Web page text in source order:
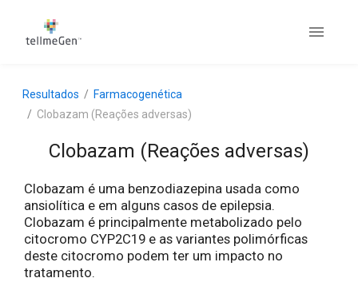
Resultados
Farmacogenética
Clobazam (Reações adversas)
Clobazam (Reações adversas)
Clobazam é uma benzodiazepina usada como
ansiolítica e em alguns casos de epilepsia.
Clobazam é principalmente metabolizado pelo
citocromo CYP2C19 e as variantes polimórficas
deste citocromo podem ter um impacto no
tratamento.